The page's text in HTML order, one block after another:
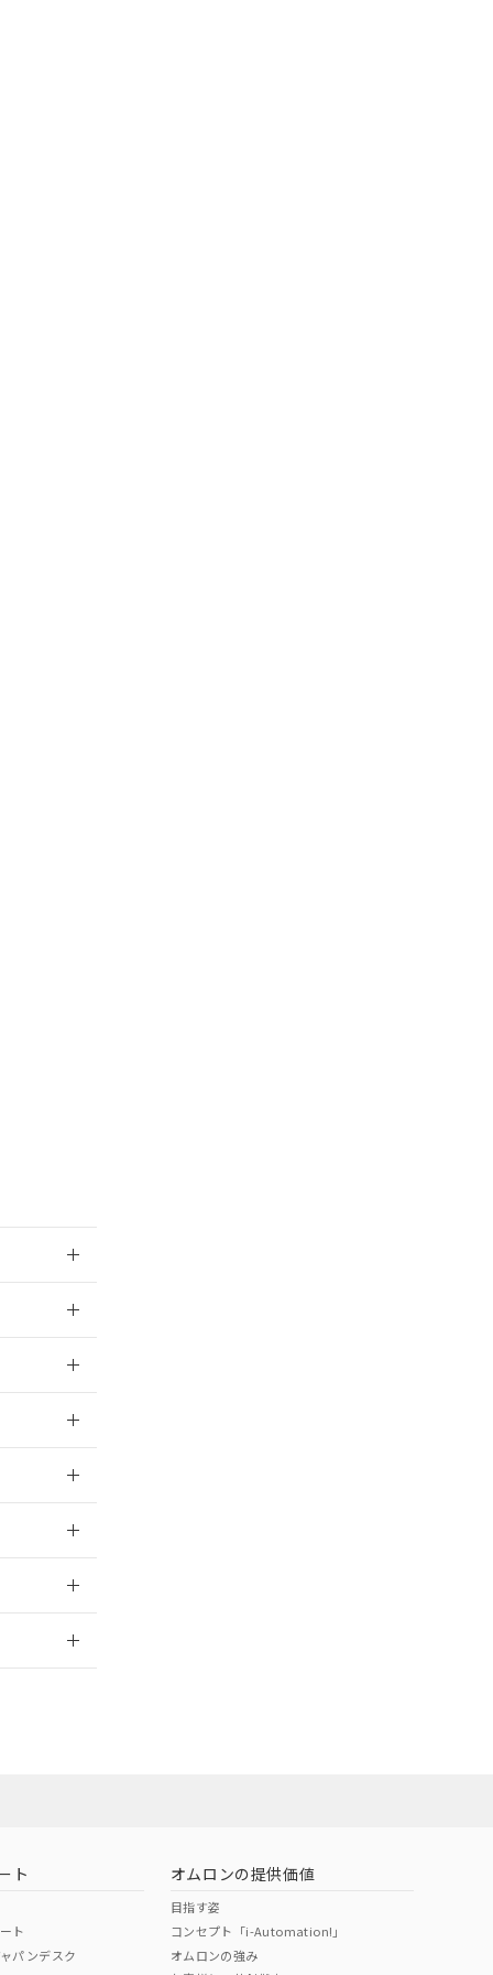
了承ください。
き作成されるも
御機器販売店・
ようお願いしま
にご登録され
」に記載されて
ず変更すること
下、フタル酸ジブチ
はありません。
品に未対応品が
年1月12日よ
ない年数を意
要な手段を講じ
これらの製造装
、取り引きをい
ト
ト
パンデスク
オムロンの提供価値
目指す姿
コンセプト「i-Automation!」
オムロンの強み